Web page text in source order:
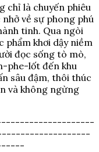
chỉ là chuyến phiêu
về sự phong phú
tinh. Qua ngòi
phẩm khơi dậy niềm
đọc sống tò mò,
phe-lốt đến khu
sâu đậm, thôi thúc
và không ngừng